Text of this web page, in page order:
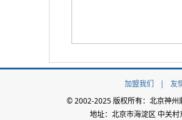
加盟我们 |
友
© 2002-2025 版权所有：北京神
地址：北京市海淀区 中关